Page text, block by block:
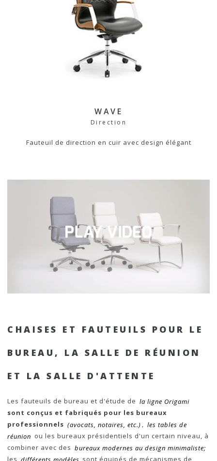
WAVE
Direction
Fauteuil de direction en cuir avec design élégant
CHAISES ET FAUTEUILS POUR LE
BUREAU, LA SALLE DE RÉUNION
ET LA SALLE D'ATTENTE
Les fauteuils de bureau et d'étude de la ligne Origami
sont conçus et fabriqués pour les bureaux
professionnels (avocats, notaires, etc.) , les tables de
réunion ou les bureaux présidentiels d'un certain niveau, à
combiner avec des bureaux modernes au design minimaliste;
les différents modèles sont équipés de mécanismes de